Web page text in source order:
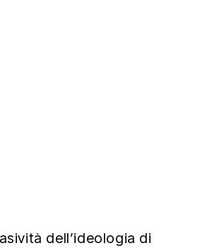
dell’ideologia di